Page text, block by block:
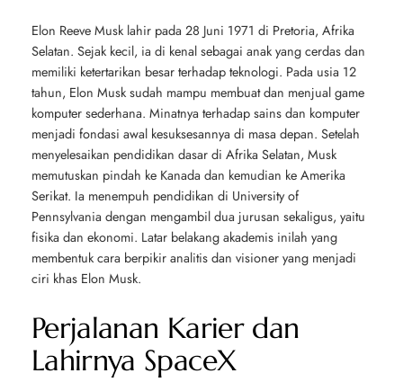
Elon Reeve Musk lahir pada 28 Juni 1971 di Pretoria, Afrika
Selatan. Sejak kecil, ia di kenal sebagai anak yang cerdas dan
memiliki ketertarikan besar terhadap teknologi. Pada usia 12
tahun, Elon Musk sudah mampu membuat dan menjual game
komputer sederhana. Minatnya terhadap sains dan komputer
menjadi fondasi awal kesuksesannya di masa depan. Setelah
menyelesaikan pendidikan dasar di Afrika Selatan, Musk
memutuskan pindah ke Kanada dan kemudian ke Amerika
Serikat. Ia menempuh pendidikan di University of
Pennsylvania dengan mengambil dua jurusan sekaligus, yaitu
fisika dan ekonomi. Latar belakang akademis inilah yang
membentuk cara berpikir analitis dan visioner yang menjadi
ciri khas Elon Musk.
Perjalanan Karier dan
Lahirnya SpaceX